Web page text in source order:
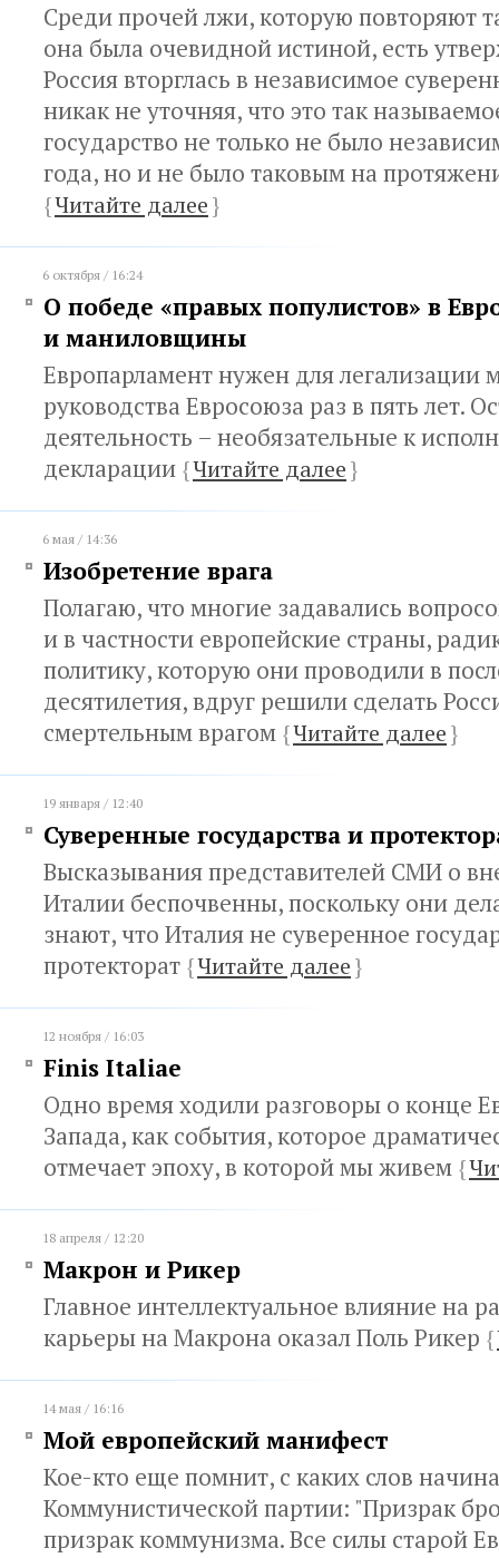
Среди прочей лжи, которую повторяют
она была очевидной истиной, есть
Россия вторглась в независимое
никак не уточняя, что это так
государство не только не было
года, но и не было таковым на
{Читайте далее}
6 октября / 16:24
О победе «правых популистов» в
и маниловщины
Европарламент нужен для легализации
руководства Евросоюза раз в пять лет.
деятельность – необязательные к
декларации {Читайте далее}
6 мая / 14:36
Изобретение врага
Полагаю, что многие задавались
и в частности европейские страны,
политику, которую они проводили в
десятилетия, вдруг решили сделать
смертельным врагом {Читайте далее}
19 января / 12:40
Суверенные государства и
Высказывания представителей СМИ о
Италии беспочвенны, поскольку они
знают, что Италия не суверенное
протекторат {Читайте далее}
12 ноября / 16:03
Finis Italiae
Одно время ходили разговоры о конце
Запада, как события, которое
отмечает эпоху, в которой мы живем {
18 апреля / 12:20
Макрон и Рикер
Главное интеллектуальное влияние на
карьеры на Макрона оказал Поль Рикер {
14 мая / 16:16
Мой европейский манифест
Кое-кто еще помнит, с каких слов
Коммунистической партии: "Призрак
призрак коммунизма. Все силы старой